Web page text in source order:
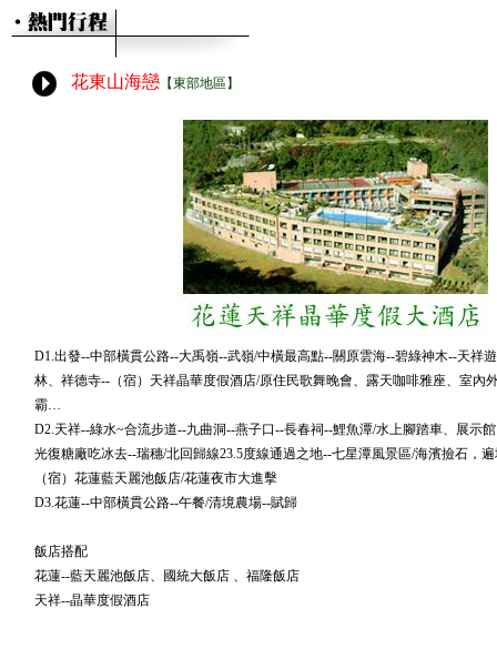
花東山海戀 【東部地區】
D1.出發--中部橫貫公路--大禹嶺--武嶺/中橫最高點--關原雲海--碧綠神木--天祥
林、祥德寺--（宿）天祥晶華度假酒店/原住民歌舞晚會、露天咖啡雅座、室內
霸…
D2.天祥--綠水~合流步道--九曲洞--燕子口--長春祠--鯉魚潭/水上腳踏車、展示
光復糖廠吃冰去--瑞穗/北回歸線23.5度線通過之地--七星潭風景區/海濱撿石，
（宿）花蓮藍天麗池飯店/花蓮夜市大進擊
D3.花蓮--中部橫貫公路--午餐/清境農場--賦歸
飯店搭配
花蓮--藍天麗池飯店、國統大飯店 、福隆飯店
天祥--晶華度假酒店